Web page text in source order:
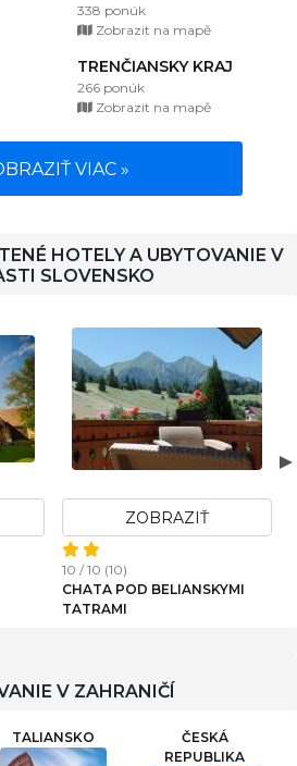
338 ponúk
Zobrazit na mapě
TRENČIANSKY KRAJ
266 ponúk
Zobrazit na mapě
VIAC »
HOTELY A UBYTOVANIE V
SLOVENSKO
ZOBRAZIŤ
10 / 10 (10)
CHATA POD BELIANSKYMI
TATRAMI
V ZAHRANIČÍ
TALIANSKO
ČESKÁ
REPUBLIKA